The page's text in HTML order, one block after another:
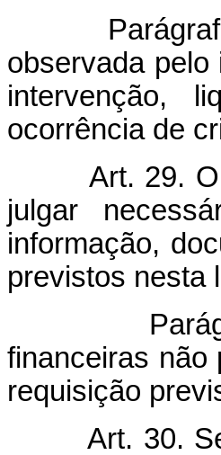
observada
intervenção,
ocorrência de
Art. 29.
julgar
informação,
previstos nesta
financeiras não
requisição
Art. 30.